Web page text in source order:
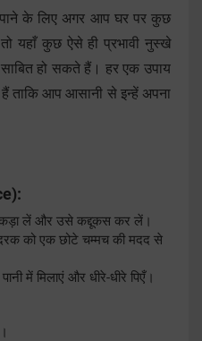
के लिए अगर आप घर पर कुछ
यहाँ कुछ ऐसे ही प्रभावी नुस्खे
हो सकते हैं। हर एक उपाय
ताकि आप आसानी से इन्हें अपना
लें और उसे कद्दूकस कर लें।
को एक छोटे चम्मच की मदद से
में मिलाएं और धीरे-धीरे पिएँ।